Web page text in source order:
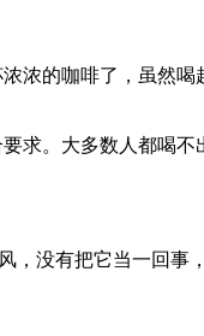
浓的咖啡了，虽然喝
求。大多数人都喝不
没有把它当一回事